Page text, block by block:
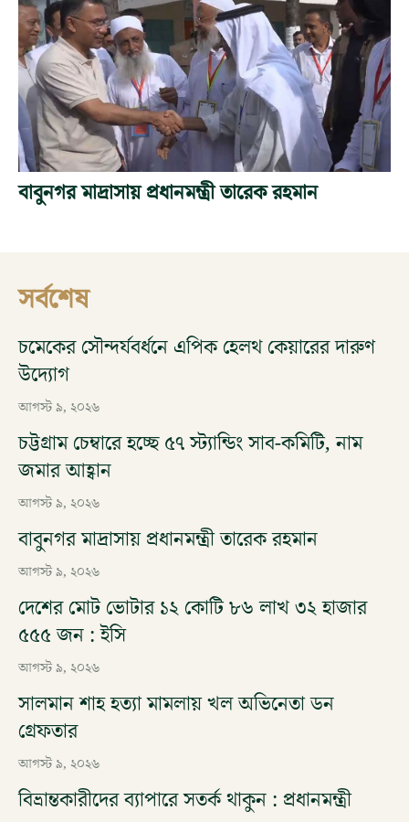
বাবুনগর মাদ্রাসায় প্রধানমন্ত্রী তারেক রহমান
সর্বশেষ
চমেকের সৌন্দর্যবর্ধনে এপিক হেলথ কেয়ারের দারুণ
উদ্যোগ
আগস্ট ৯, ২০২৬
চট্টগ্রাম চেম্বারে হচ্ছে ৫৭ স্ট্যান্ডিং সাব-কমিটি, নাম
জমার আহ্বান
আগস্ট ৯, ২০২৬
বাবুনগর মাদ্রাসায় প্রধানমন্ত্রী তারেক রহমান
আগস্ট ৯, ২০২৬
দেশের মোট ভোটার ১২ কোটি ৮৬ লাখ ৩২ হাজার
৫৫৫ জন : ইসি
আগস্ট ৯, ২০২৬
সালমান শাহ হত্যা মামলায় খল অভিনেতা ডন
গ্রেফতার
আগস্ট ৯, ২০২৬
বিভ্রান্তকারীদের ব্যাপারে সতর্ক থাকুন : প্রধানমন্ত্রী